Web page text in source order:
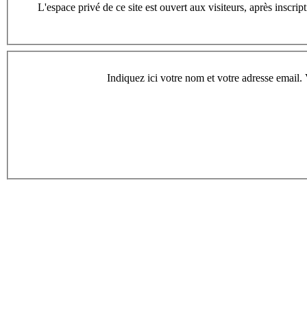
L'espace privé de ce site est ouvert aux visiteurs, après inscription. Une fois enregistré, vous pourrez consulter les articles en cours de rédaction,
Indiquez ici votre nom et votre adresse